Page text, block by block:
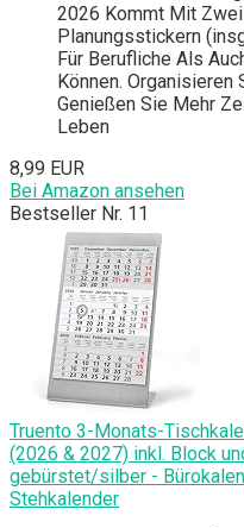
2026 Kommt Mit
Planungsstickern
Für Berufliche Als
Können.
Genießen Sie Mehr
Leben
8,99 EUR
Bei Amazon ansehen
Bestseller Nr. 11
Truento 3-Monats-
(2026 & 2027) inkl. Block
gebürstet/silber -
Stehkalender